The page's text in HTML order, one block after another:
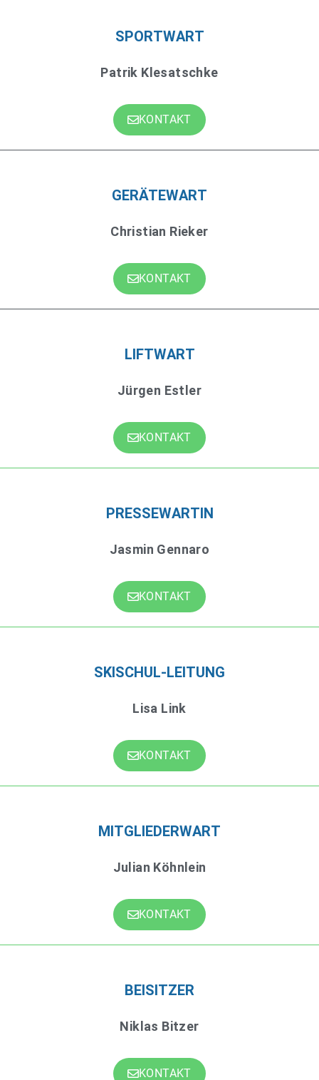
SPORTWART
Patrik Klesatschke
KONTAKT
GERÄTEWART
Christian Rieker
KONTAKT
LIFTWART
Jürgen Estler
KONTAKT
PRESSEWARTIN
Jasmin Gennaro
KONTAKT
SKISCHUL-LEITUNG
Lisa Link
KONTAKT
MITGLIEDERWART
Julian Köhnlein
KONTAKT
BEISITZER
Niklas Bitzer
KONTAKT